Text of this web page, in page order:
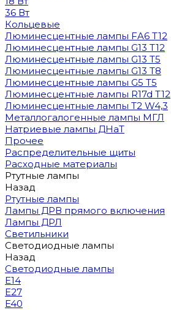
36 Вт
Кольцевые
Люминесцентные лампы FA6 T12
Люминесцентные лампы G13 T12
Люминесцентные лампы G13 T5
Люминесцентные лампы G13 T8
Люминесцентные лампы G5 T5
Люминесцентные лампы R17d T12
Люминесцентные лампы T2 W4,3
Металлогалогенные лампы МГЛ
Натриевые лампы ДНаТ
Прочее
Распределительные щиты
Расходные материалы
Ртутные лампы
Назад
Ртутные лампы
Лампы ДРВ прямого включения
Лампы ДРЛ
Светильники
Светодиодные лампы
Назад
Светодиодные лампы
E14
E27
E40